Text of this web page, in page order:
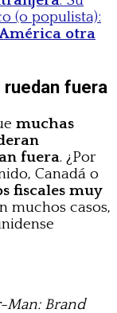
(o populista):
América otra
ruedan fuera
muchas
fuera. ¿Por
Canadá o
fiscales muy
muchos casos,
Man: Brand